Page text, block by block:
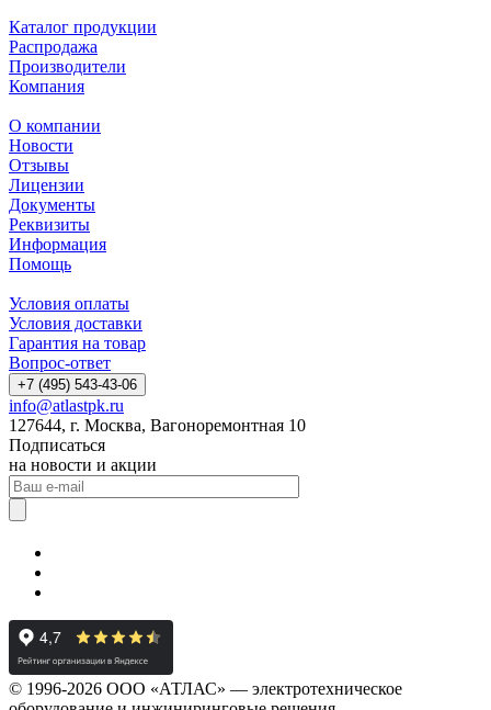
Каталог продукции
Распродажа
Производители
Компания
О компании
Новости
Отзывы
Лицензии
Документы
Реквизиты
Информация
Помощь
Условия оплаты
Условия доставки
Гарантия на товар
Вопрос-ответ
+7 (495) 543-43-06
info@atlastpk.ru
127644, г. Москва, Вагоноремонтная 10
Подписаться
на новости и акции
© 1996-2026 ООО «АТЛАС» — электротехническое